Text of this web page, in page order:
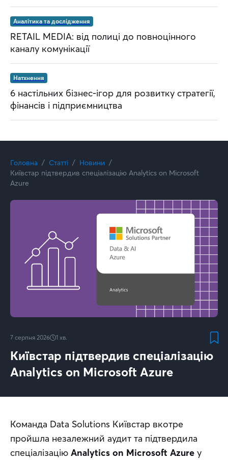
Аналітика та дослідження
RETAIL MEDIA: від полиці до повноцінного
каналу комунікації
Натхнення
6 настільних бізнес-ігор для розвитку стратегії,
фінансів і підприємництва
Головна Статті
Новини
Київстар підтвердив спеціалізацію Analytics on Microsoft
Azure
7 серпня 2026 1 хв.
Київстар підтвердив спеціалізацію
Analytics on Microsoft Azure
Команда Data Solutions Київстар вкотре
пройшла незалежний аудит та підтвердила
спеціалізацію Analytics on Microsoft Azure у